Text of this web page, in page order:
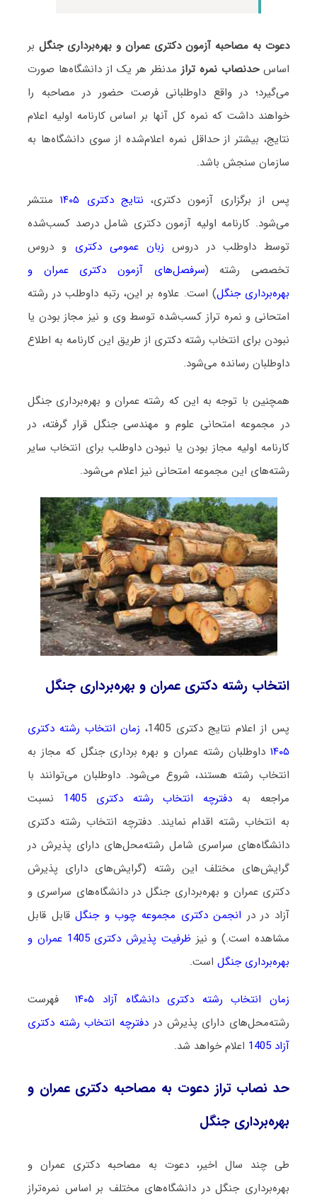
دعوت به مصاحبه آزمون دکتری عمران و بهره‌برداری جنگل بر
اساسحدنصاب نمره ترازمدنظر هر یک از دانشگاه‌ها صورت
می‌گیرد؛ در واقع داوطلبانی فرصت حضور در مصاحبه را
خواهند داشت که نمره کل آنها بر اساس کارنامه اولیه اعلام
نتایج، بیشتر از حداقل نمره اعلام‌شده از سوی دانشگاه‌ها به
سازمان سنجش باشد.
پس از برگزاری آزمون دکتری، نتایج دکتری ۱۴۰۵
منتشر
می‌شود. کارنامه اولیه آزمون دکتری شامل درصد کسب‌شده
توسط داوطلب در دروس زبان عمومی دکتری و دروس
تخصصی رشته (سرفصل‌های آزمون دکتری عمران و
بهره‌برداری جنگل) است. علاوه بر این، رتبه داوطلب در رشته
امتحانی و نمره تراز کسب‌شده توسط وی و نیز مجاز بودن یا
نبودن برای انتخاب رشته دکتری از طریق این کارنامه به اطلاع
داوطلبان رسانده می‌شود.
همچنین با توجه به این که رشته عمران و بهره‌برداری جنگل
در مجموعه امتحانی علوم و مهندسی جنگل قرار گرفته، در
کارنامه اولیه مجاز بودن یا نبودن داوطلب برای انتخاب سایر
رشته‌های این مجموعه امتحانی نیز اعلام می‌شود.
انتخاب رشته دکتری عمران و بهره‌برداری جنگل
پس از اعلام نتایج دکتری 1405،
زمان انتخاب رشته دکتری
۱۴۰۵داوطلبان رشته عمران و بهره‌ برداری جنگل که مجاز به
انتخاب رشته هستند، شروع می‌شود. داوطلبان می‌توانند با
مراجعه به دفترچه انتخاب رشته دکتری 1405
نسبت
به انتخاب رشته اقدام نمایند. دفترچه انتخاب رشته دکتری
دانشگاه‌های سراسری شامل رشته‌محل‌های دارای پذیرش در
گرایش‌های مختلف این رشته (گرایش‌های دارای پذیرش
دکتری عمران و بهره‌برداری جنگل در دانشگاه‌های سراسری و
آزاد در در انجمن دکتری مجموعه چوب و جنگلقابل قابل
مشاهده است.) و نیز
ظرفیت پذیرش دکتری 1405 عمران و
بهره‌برداری جنگلاست.
زمان انتخاب رشته دکتری دانشگاه آزاد ۱۴۰۵
فهرست
رشته‌محل‌های دارای پذیرش در دفترچه انتخاب رشته دکتری
آزاد 1405
اعلام خواهد شد.
حد نصاب تراز دعوت به مصاحبه دکتری عمران و
بهره‌برداری جنگل
طی چند سال اخیر، دعوت به مصاحبه دکتری عمران و
بهره‌برداری جنگل در دانشگاه‌های مختلف بر اساس نمره‌تراز